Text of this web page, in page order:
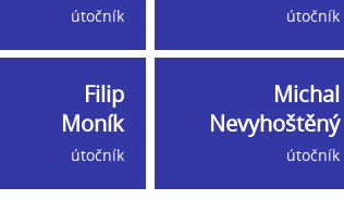
útočník útočník
Filip
Moník
útočník
Michal
Nevyhoštěný
útočník